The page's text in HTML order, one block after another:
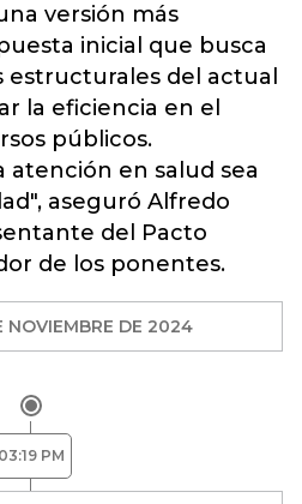
versión más
inicial que busca
del actual
la eficiencia en el
públicos.
atención en salud sea
aseguró Alfredo
del Pacto
de los ponentes.
NOVIEMBRE DE 2024
03:19 PM